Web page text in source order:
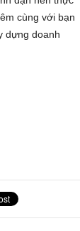
cùng với bạn
dựng doanh